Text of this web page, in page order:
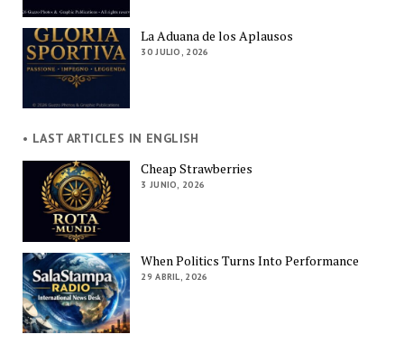
La Aduana de los Aplausos
30 JULIO, 2026
• LAST ARTICLES IN ENGLISH
Cheap Strawberries
3 JUNIO, 2026
When Politics Turns Into Performance
29 ABRIL, 2026